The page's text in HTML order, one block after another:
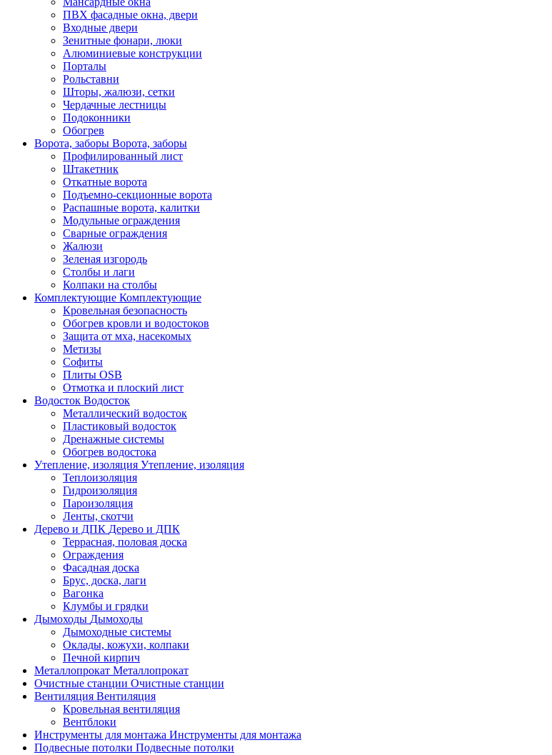
ПВХ фасадные окна, двери
Входные двери
Зенитные фонари, люки
Алюминиевые конструкции
Порталы
Рольставни
Шторы, жалюзи, сетки
Чердачные лестницы
Подоконники
Обогрев
Ворота, заборы Ворота, заборы
Профилированный лист
Штакетник
Откатные ворота
Подъемно-секционные ворота
Распашные ворота, калитки
Модульные ограждения
Сварные ограждения
Жалюзи
Зеленая изгородь
Столбы и лаги
Колпаки на столбы
Комплектующие Комплектующие
Кровельная безопасность
Обогрев кровли и водостоков
Защита от мха, насекомых
Метизы
Софиты
Плиты OSB
Отмотка и плоский лист
Водосток Водосток
Металлический водосток
Пластиковый водосток
Дренажные системы
Обогрев водостока
Утепление, изоляция Утепление, изоляция
Теплоизоляция
Гидроизоляция
Пароизоляция
Ленты, скотчи
Дерево и ДПК Дерево и ДПК
Террасная, половая доска
Ограждения
Фасадная доска
Брус, доска, лаги
Вагонка
Клумбы и грядки
Дымоходы Дымоходы
Дымоходные системы
Оклады, кожухи, колпаки
Печной кирпич
Металлопрокат Металлопрокат
Очистные станции Очистные станции
Вентиляция Вентиляция
Кровельная вентиляция
Вентблоки
Инструменты для монтажа Инструменты для монтажа
Подвесные потолки Подвесные потолки